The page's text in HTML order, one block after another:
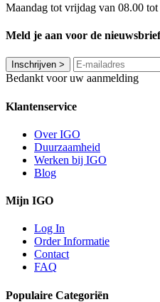
Maandag tot vrijdag van 08.00 tot
Meld je aan voor de
Inschrijven >
Bedankt voor uw aanmelding
Klantenservice
Over IGO
Duurzaamheid
Werken bij IGO
Blog
Mijn IGO
Log In
Order Informatie
Contact
FAQ
Populaire Categoriën